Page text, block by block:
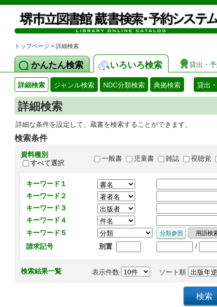
トップページ > 詳細検索
かんたん検索 いろいろ検索 貸出・
詳細検索 ジャンル検索 NDC分類検索 典拠検索 貸出
詳細検索
詳細な条件を設定して、蔵書を検索することができます。
検索条件
資料種別
すべて選択
一般書 児童書 雑誌 視聴覚
キーワード１
キーワード２
キーワード３
キーワード４
キーワード５
請求記号
別置 /
検索結果一覧 表示件数 ソート順